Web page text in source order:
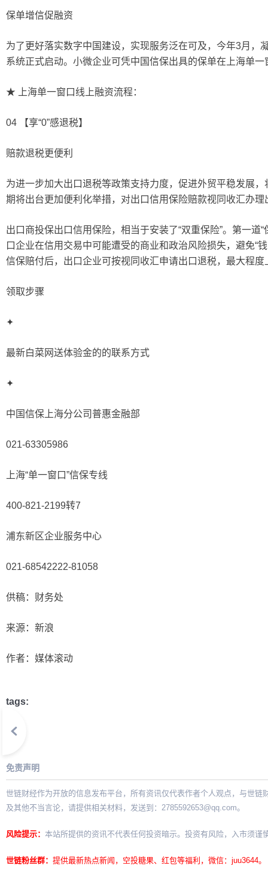
保单增信促融资
为了更好落实数字中国建设，实现服务泛在可及，今年3月，
系统正式启动。小微企业可凭中国信保出具的保单在上海单
★ 上海单一窗口线上融资流程：
04 【享“0”感退税】
赔款退税更便利
为进一步加大出口退税等政策支持力度，促进外贸平稳发展
期将出台更加便利化举措，对出口信用保险赔款视同收汇办理
出口商投保出口信用保险，相当于安装了“双重保险”。第一道
口企业在信用交易中可能遭受的商业和政治风险损失，避免“
信保赔付后，出口企业可按视同收汇申请出口退税，最大程
领取步骤
✦
最新白菜网送体验金的的联系方式
✦
中国信保上海分公司普惠金融部
021-63305986
上海“单一窗口”信保专线
400-821-2199转7
浦东新区企业服务中心
021-68542222-81058
供稿：财务处
来源：新浪
作者：媒体滚动
tags:
免责声明
世链财经作为开放的信息发布平台，所有资讯仅代表作者个人观点，与世
及其他不当言论，请提供相关材料，发送到： 2785592653@qq.com。
风险提示： 本站所提供的资讯不代表任何投资暗示。投资有风险，入市须谨
世链粉丝群： 提供最新热点新闻，空投糖果、红包等福利，微信：juu3644。